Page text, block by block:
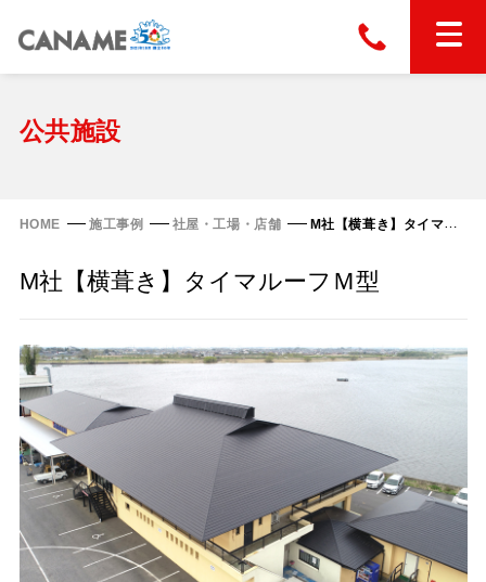
ホーム
縦葺き屋根
富士ライン55
フリーハットⅡ型
FHR-2000
フラットライン
エコウェーブ
カナディー
タイマルーフ M型
タイマルーフ F25
タイマルーフ T型
カナメ一文字葺き
金属瓦
カナメルーフ
洋瓦王(ヨウガオウ)
通気断熱工法
Vi65
Vi65 PLUS
Vi75・Vi125
換気棟システム
換気棟システム
デザイン軒樋
屋根の改修
施工事例
技術情報
ダウンロード
公共施設
HOME 施工事例 社屋・工場・店舗 M社【横葺き】タイマルーフＭ型
M社【横葺き】タイマルーフＭ型